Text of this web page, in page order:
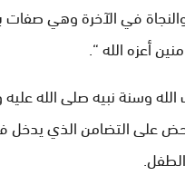
في الآخرة وهي
أعزه الله “.
وسنة نبيه صلى الله عليه
على التضامن الذي